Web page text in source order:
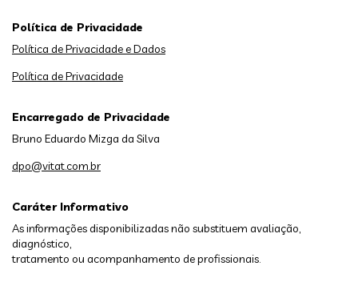
Caráter Informativo
As informações disponibilizadas não substituem avaliação,
diagnóstico,
tratamento ou acompanhamento de profissionais.
Política de Privacidade
Política de Privacidade e Dados
Política de Privacidade
Encarregado de Privacidade
Bruno Eduardo Mizga da Silva
dpo@vitat.com.br